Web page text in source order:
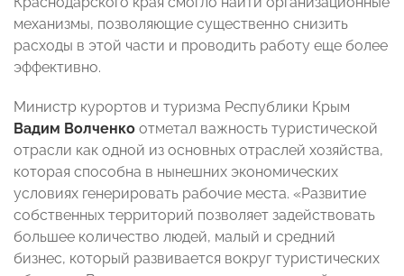
механизмы, позволяющие существенно снизить
расходы в этой части и проводить работу еще более
эффективно.
Министр курортов и туризма Республики Крым
Вадим Волченко отметал важность туристической
отрасли как одной из основных отраслей хозяйства,
которая способна в нынешних экономических
условиях генерировать рабочие места. «Развитие
собственных территорий позволяет задействовать
большее количество людей, малый и средний
бизнес, который развивается вокруг туристических